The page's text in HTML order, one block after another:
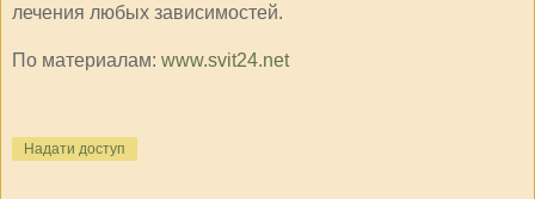
лечения любых зависимостей.
По материалам: www.svit24.net
Надати доступ